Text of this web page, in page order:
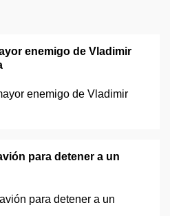
enemigo de Vladimir
para detener a un